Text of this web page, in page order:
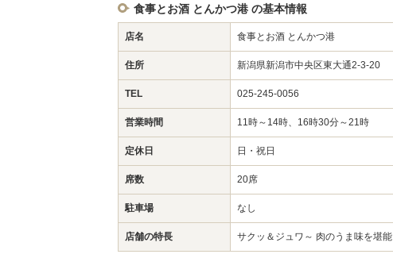
食事とお酒 とんかつ港 の基本情報
店名 食事とお酒 とんかつ港
住所 新潟県新潟市中央区東大通2-3-20
TEL 025-245-0056
営業時間 11時～14時、16時30分～21時
定休日 日・祝日
席数 20席
駐車場 なし
店舗の特長 サクッ＆ジュワ～ 肉のうま味を堪能